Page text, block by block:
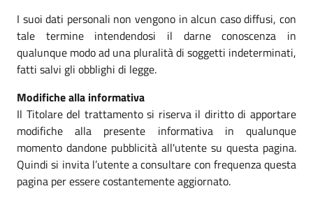
I suoi dati personali non vengono in alcun caso diffusi, con
tale termine intendendosi il darne conoscenza in
qualunque modo ad una pluralità di soggetti indeterminati,
fatti salvi gli obblighi di legge.
Modifiche alla informativa
Il Titolare del trattamento si riserva il diritto di apportare
modifiche alla presente informativa in qualunque
momento dandone pubblicità all'utente su questa pagina.
Quindi si invita l’utente a consultare con frequenza questa
pagina per essere costantemente aggiornato.